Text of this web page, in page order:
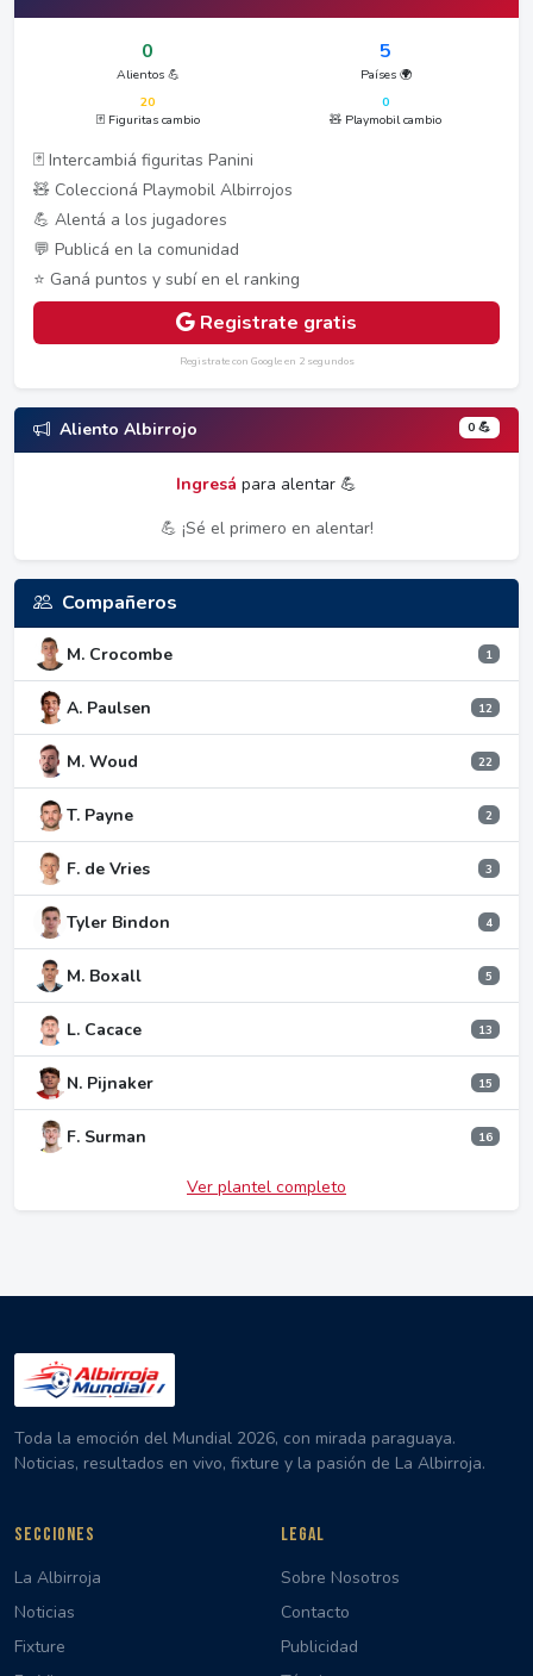
0
Alientos 💪
5
Países 🌍
20
🃏 Figuritas cambio
0
🧸 Playmobil cambio
🃏 Intercambiá figuritas Panini
🧸 Coleccioná Playmobil Albirrojos
💪 Alentá a los jugadores
💬 Publicá en la comunidad
⭐ Ganá puntos y subí en el ranking
Registrate gratis
Registrate con Google en 2 segundos
Aliento Albirrojo 0 💪
Ingresá para alentar 💪
💪 ¡Sé el primero en alentar!
Compañeros
M. Crocombe 1
A. Paulsen 12
M. Woud 22
T. Payne 2
F. de Vries 3
Tyler Bindon 4
M. Boxall 5
L. Cacace 13
N. Pijnaker 15
F. Surman 16
Ver plantel completo
Toda la emoción del Mundial 2026, con mirada paraguaya.
Noticias, resultados en vivo, fixture y la pasión de La Albirroja.
SECCIONES
La Albirroja
Noticias
Fixture
LEGAL
Sobre Nosotros
Contacto
Publicidad